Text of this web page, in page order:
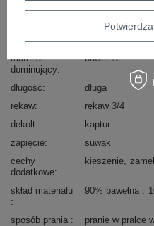
styl
casual
dominujący
gładki
materiał
dominujący
bawełna
długość
długa
rękaw
rękaw 3/4
dekolt
kaptur
zapięcie
suwak
cechy
dodatkowe
kieszenie
skład materiału 90% bawełna
sposób prania pranie w pralce